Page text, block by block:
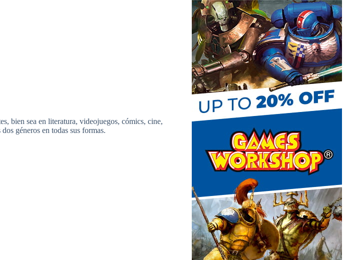
bien sea en literatura, videojuegos, cómics, cine,
géneros en todas sus formas.